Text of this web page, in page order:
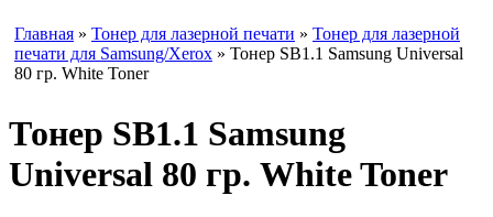
Главная » Тонер для лазерной печати » Тонер для лазерной
печати для Samsung/Xerox » Тонер SB1.1 Samsung Universal
80 гр. White Toner
Тонер SB1.1 Samsung
Universal 80 гр. White Toner